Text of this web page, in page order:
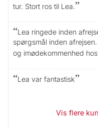
tur. Stort ros til Lea.
Lea ringede inden
spørgsmål inden
og imødekommenhed
Lea var fantastisk
Vis flere